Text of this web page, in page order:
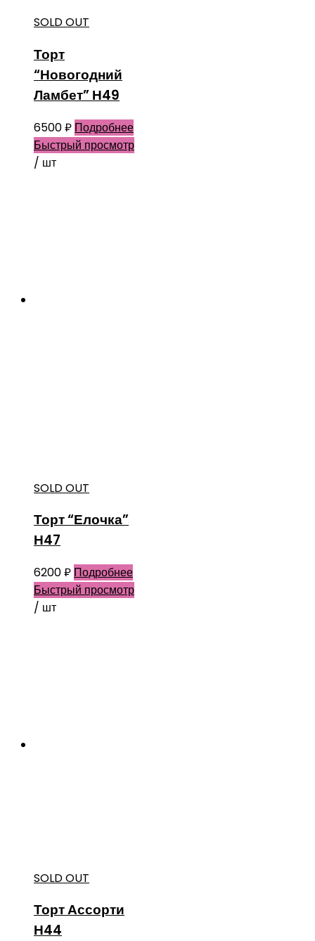
SOLD OUT
Торт
“Новогодний
Ламбет” Н49
6500₽ Подробнее
Быстрый просмотр
/ шт
SOLD OUT
Торт “Елочка”
Н47
6200₽ Подробнее
Быстрый просмотр
/ шт
SOLD OUT
Торт Ассорти
Н44